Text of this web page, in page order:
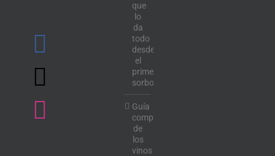
que
lo
da
todo
desde
el
primer
sorbo
Guía
completa
de
los
vinos